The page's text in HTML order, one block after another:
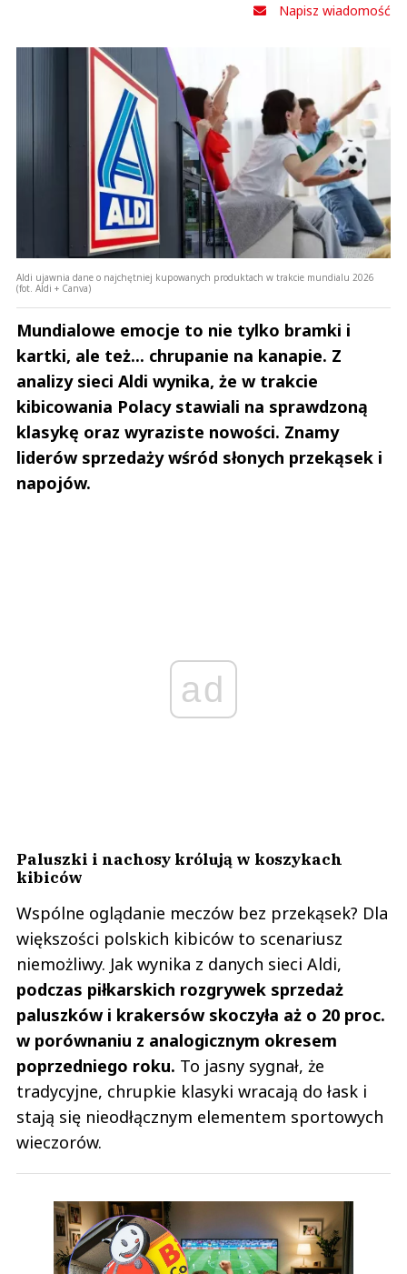
Napisz wiadomość
Aldi ujawnia dane o najchętniej kupowanych produktach w trakcie mundialu 2026
(fot. Aldi + Canva)
Mundialowe emocje to nie tylko bramki i
kartki, ale też... chrupanie na kanapie. Z
analizy sieci Aldi wynika, że w trakcie
kibicowania Polacy stawiali na sprawdzoną
klasykę oraz wyraziste nowości. Znamy
liderów sprzedaży wśród słonych przekąsek i
napojów.
ad
Paluszki i nachosy królują w koszykach
kibiców
Wspólne oglądanie meczów bez przekąsek? Dla
większości polskich kibiców to scenariusz
niemożliwy. Jak wynika z danych sieci Aldi,
podczas piłkarskich rozgrywek sprzedaż
paluszków i krakersów skoczyła aż o 20 proc.
w porównaniu z analogicznym okresem
poprzedniego roku. To jasny sygnał, że
tradycyjne, chrupkie klasyki wracają do łask i
stają się nieodłącznym elementem sportowych
wieczorów.